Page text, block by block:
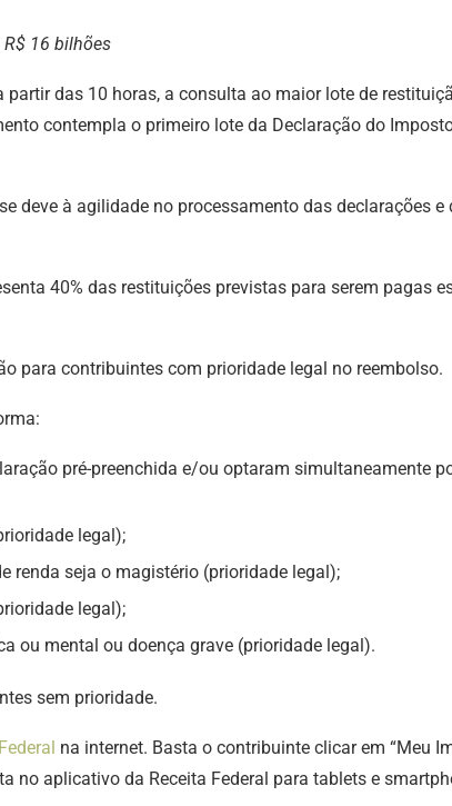
R$ 16 bilhões
partir das 10 horas, a consulta ao maior lote de
contempla o primeiro lote da Declaração do
deve à agilidade no processamento das declarações
40% das restituições previstas para serem pagas
para contribuintes com prioridade legal no reembolso.
pré-preenchida e/ou optaram simultaneamente
legal);
renda seja o magistério (prioridade legal);
legal);
ou mental ou doença grave (prioridade legal).
sem prioridade.
na internet. Basta o contribuinte clicar em “Meu
no aplicativo da Receita Federal para tablets e